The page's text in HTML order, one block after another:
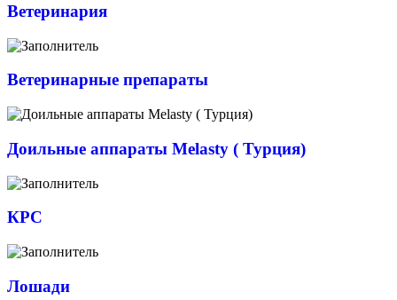
Ветеринария
Ветеринарные препараты
Доильные аппараты Melasty ( Турция)
КРС
Лошади